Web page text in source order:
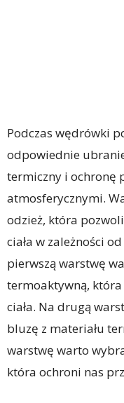
Podczas wędrówki
odpowiednie
termiczny i ochronę
atmosferycznymi.
odzież, która
ciała w zależności
pierwszą warstwę
termoaktywną,
ciała. Na drugą
bluzę z materiału
warstwę warto
która ochroni nas